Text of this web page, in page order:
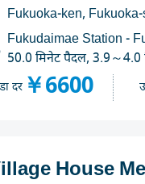
Fukuoka-ken,
Fukudaimae Station -
50.0 मिनेट पैदल, 3.9～4.0
दर￥6600
House